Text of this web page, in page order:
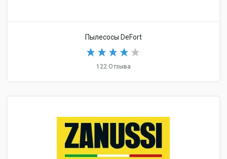
Пылесосы DeFort
122 Отзыва